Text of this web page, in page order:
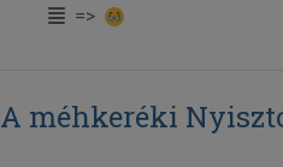
=>
A méhkeréki